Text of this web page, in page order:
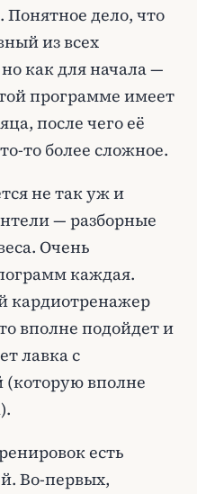
Понятное дело, что
из всех
как для начала —
программе имеет
после чего её
то более сложное.
не так уж и
— разборные
Очень
каждая.
кардиотренажер
вполне подойдет и
лавка с
(которую вполне
есть
Во-первых,